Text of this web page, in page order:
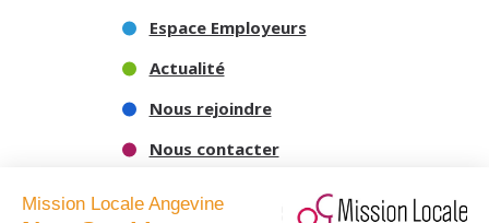
Espace Employeurs
Actualité
Nous rejoindre
Nous contacter
Mission Locale Angevine